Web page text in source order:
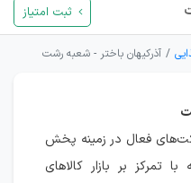
ثبت امتیاز
آذرکیهان باختر - شعبه رشت
فعال در زمینه پخش
تمرکز بر بازار کالاهای